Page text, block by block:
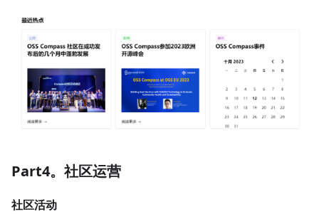
Part4。社区运营
社区活动